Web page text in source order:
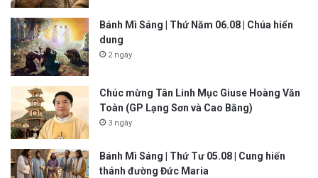
Bánh Mì Sáng | Thứ Năm 06.08 | Chúa hiển
dung
2 ngày
Chúc mừng Tân Linh Mục Giuse Hoàng Văn
Toàn (GP Lạng Sơn và Cao Bằng)
3 ngày
Bánh Mì Sáng | Thứ Tư 05.08 | Cung hiến
thánh đường Đức Maria